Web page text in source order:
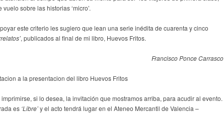
vuelo sobre las historias ‘micro’.
este criterio les sugiero que lean una serie inédita de cuarenta y cinco
, publicados al final de mi libro, Huevos Fritos.
Francisco Ponce Carrasco
imprimirse, si lo desea, la invitación que mostramos arriba, para acudir al evento.
es ‘Libre’y el acto tendrá lugar en el Ateneo Mercantil de Valencia –